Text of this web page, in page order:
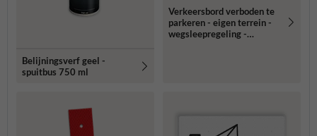
Belijningsverf geel -
spuitbus 750 ml
Verkeersbord verboden te
parkeren - eigen terrein -
wegsleepregeling -